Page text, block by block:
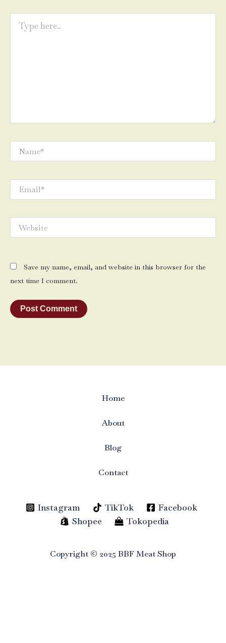
here..
Save my name, email, and website in this browser for the
next time I comment.
Home
About
Blog
Contact
Instagram TikTok
Facebook
Shopee
Tokopedia
Copyright © 2025 BBF Meat Shop